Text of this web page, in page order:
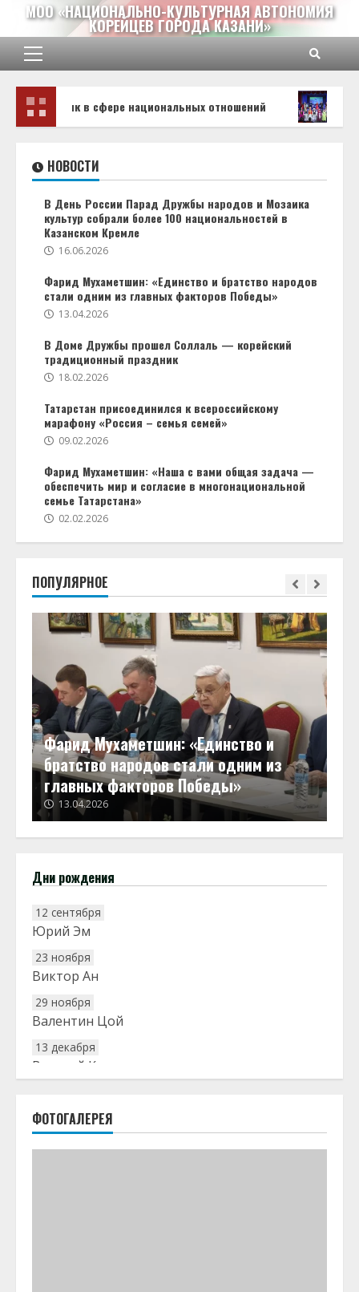
Перейти
содержимому
МОО «НАЦИОНАЛЬНО-КУЛЬТУРНАЯ АВТОНОМИЯ
КОРЕЙЦЕВ ГОРОДА КАЗАНИ»
Основное
практик в сфере национальных отношений В
ПОПУЛЯРНОЕ
Фарид Мухаметшин: «Единство и
братство народов стали одним из
главных факторов Победы»
13.04.2026
Дни рождения
12 сентября
Юрий Эм
23 ноября
Виктор Ан
29 ноября
Валентин Цой
13 декабря
Василий Кан
НОВОСТИ
В День России Парад Дружбы народов и Мозаика
культур собрали более 100 национальностей в
Казанском Кремле
16.06.2026
Фарид Мухаметшин: «Единство и братство народов
стали одним из главных факторов Победы»
13.04.2026
В Доме Дружбы прошел Соллаль — корейский
традиционный праздник
18.02.2026
Татарстан присоединился к всероссийскому
марафону «Россия – семья семей»
09.02.2026
Фарид Мухаметшин: «Наша с вами общая задача —
обеспечить мир и согласие в многонациональной
семье Татарстана»
02.02.2026
ФОТОГАЛЕРЕЯ